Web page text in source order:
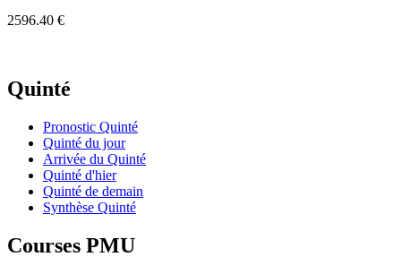
2596.40 €
Quinté
Pronostic Quinté
Quinté du jour
Arrivée du Quinté
Quinté d'hier
Quinté de demain
Synthèse Quinté
Courses PMU